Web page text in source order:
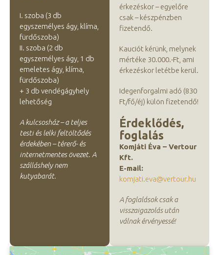
I. szoba (3 db
egyszemélyes ágy, klíma,
fürdőszoba)
II. szoba (2 db
egyszemélyes ágy, 1 db
emeletes ágy, klíma,
fürdőszoba)
+ 3 db vendégágyhely
lehetőség
A kulcsosház – a teljes
testi és lelki feltöltődés
érdekében – térerő- és
internetmentes övezet. A
szálláshely nem
kutyabarát.
érkezéskor – egyelőre
csak – készpénzben
fizetendő.
Kauciót kérünk, melynek
mértéke 30.000.-Ft, ami
érkezéskor letétbe kerül.
Idegenforgalmi adó (830
Ft/fő/éj) külön fizetendő!
Érdeklődés,
foglalás
Komjáti Éva – Vertour
Kft.
E-mail:
komjati.eva@vertour.hu
A foglalások csak a
visszaigazolás után
válnak érvényessé!